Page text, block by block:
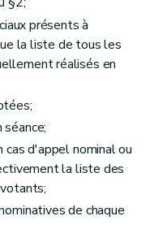
présents à
la liste de tous les
réalisés en
d'appel nominal ou
la liste des
de chaque